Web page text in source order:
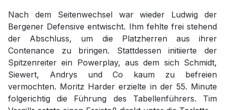
Nach dem Seitenwechsel war wieder Ludwig der
Bergener Defensive entwischt. Ihm fehlte frei stehend
der Abschluss, um die Platzherren aus ihrer
Contenance zu bringen. Stattdessen initiierte der
Spitzenreiter ein Powerplay, aus dem sich Schmidt,
Siewert, Andrys und Co kaum zu befreien
vermochten. Moritz Harder erzielte in der 55. Minute
folgerichtig die Führung des Tabellenführers. Tim